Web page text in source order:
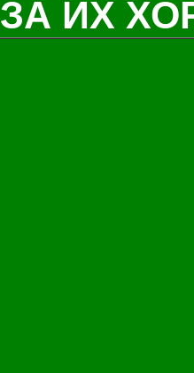
ЗА ИХ